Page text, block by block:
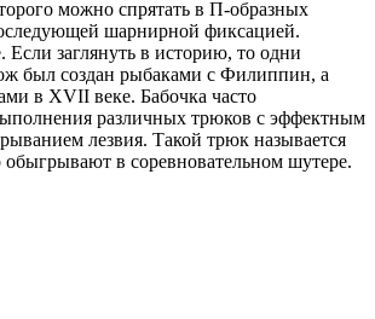
можно спрятать в П-образных
шарнирной фиксацией.
Если заглянуть в историю, то одни
был создан рыбаками с Филиппин, а
в XVII веке. Бабочка часто
различных трюков с эффектным
лезвия. Такой трюк называется
в соревновательном шутере.